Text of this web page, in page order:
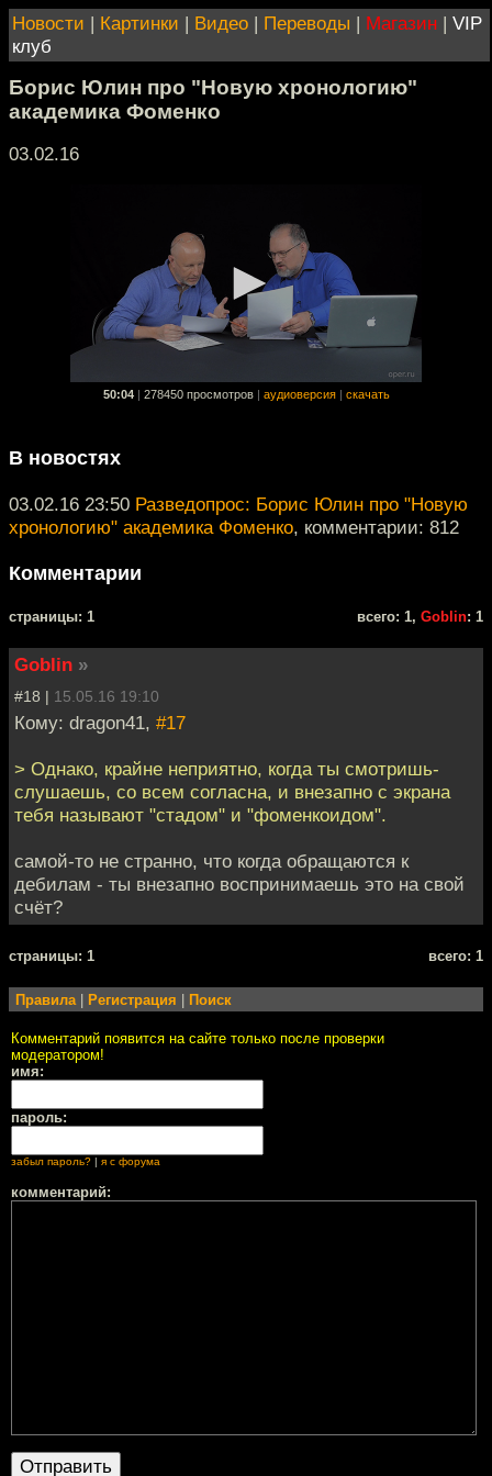
Новости | Картинки | Видео | Переводы | Магазин | VIP
клуб
Борис Юлин про "Новую хронологию"
академика Фоменко
03.02.16
50:04 278450 просмотров аудиоверсия скачать
В новостях
03.02.16 23:50 Разведопрос: Борис Юлин про "Новую
хронологию" академика Фоменко, комментарии: 812
Комментарии
cтраницы: 1 всего: 1, Goblin: 1
Goblin »
#18 | 15.05.16 19:10
Кому: dragon41, #17
> Однако, крайне неприятно, когда ты смотришь-
слушаешь, со всем согласна, и внезапно с экрана
тебя называют "стадом" и "фоменкоидом".
самой-то не странно, что когда обращаются к
дебилам - ты внезапно воспринимаешь это на свой
счёт?
cтраницы: 1 всего: 1
Правила| Регистрация Поиск
Комментарий появится на сайте только после проверки
модератором!
имя:
пароль:
забыл пароль? я с форума
комментарий: